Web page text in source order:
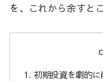
を、これから余すと
初期投資を劇的